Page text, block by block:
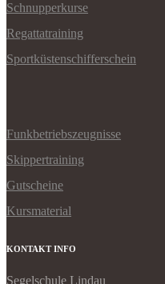
Schnupperkurse
Regattatraining
Sportküstenschifferschein
Funkbetriebszeugnisse
Skippertraining
Gutscheine
Kursmaterial
KONTAKT INFO
Segelschule Lindau